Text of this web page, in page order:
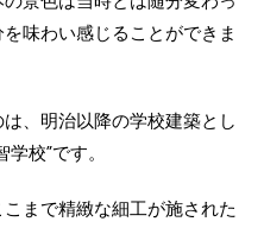
味わい感じることができま
、明治以降の学校建築とし
校”です。
まで精緻な細工が施された